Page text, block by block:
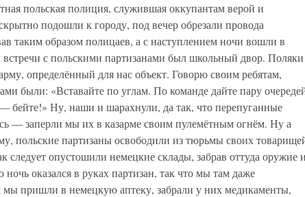
польская полиция, служившая оккупантам верой и
подошли к городу, под вечер обрезали провода
таким образом полицаев, а с наступлением ночи вошли в
с польскими партизанами был школьный двор. Поляки
определённый для нас объект. Говорю своим ребятам,
были: «Вставайте по углам. По команде дайте пару
бейте!» Ну, наши и шарахнули, да так, что перепуганные
— заперли мы их в казарме своим пулемётным огнём. Ну а
польские партизаны освободили из тюрьмы своих
следует опустошили немецкие склады, забрав оттуда оружие и
оказался в руках партизан, так что мы там даже
мы пришли в немецкую аптеку, забрали у них медикаменты,